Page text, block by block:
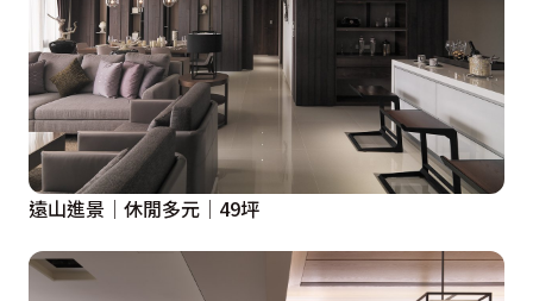
遠山進景│休閒多元│49坪